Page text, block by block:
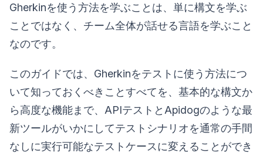
Gherkinを使う方法を学ぶことは、単に構文を学ぶ
ことではなく、チーム全体が話せる言語を学ぶこと
なのです。
このガイドでは、Gherkinをテストに使う方法につ
いて知っておくべきことすべてを、基本的な構文か
ら高度な機能まで、APIテストとApidogのような最
新ツールがいかにしてテストシナリオを通常の手間
なしに実行可能なテストケースに変えることができ